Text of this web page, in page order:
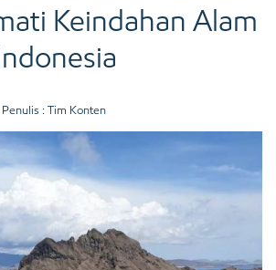
Keindahan Alam
Penulis : Tim Konten